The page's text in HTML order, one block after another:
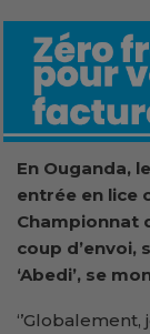
En Ouganda,
entrée en lice
Championnat
coup d’envoi,
‘Abedi’, se